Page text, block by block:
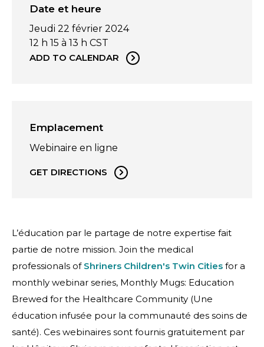
Date et heure
Jeudi 22 février 2024
12 h 15 à 13 h CST
ADD TO CALENDAR
Emplacement
Webinaire en ligne
GET DIRECTIONS
L’éducation par le partage de notre expertise fait
partie de notre mission. Join the medical
professionals of Shriners Children's Twin Cities for a
monthly webinar series, Monthly Mugs: Education
Brewed for the Healthcare Community (Une
éducation infusée pour la communauté des soins de
santé). Ces webinaires sont fournis gratuitement par